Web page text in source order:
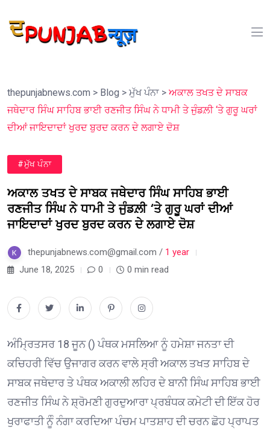
thepunjabnews.com > Blog > ਮੁੱਖ ਪੰਨਾ > ਅਕਾਲ ਤਖਤ ਦੇ ਸਾਬਕ
ਜਥੇਦਾਰ ਸਿੰਘ ਸਾਹਿਬ ਭਾਈ ਰਣਜੀਤ ਸਿੰਘ ਨੇ ਧਾਮੀ ਤੇ ਜੁੰਡਲ਼ੀ ‘ਤੇ ਗੁਰੂ ਘਰਾਂ
ਦੀਆਂ ਜਾਇਦਾਦਾਂ ਖੁਰਦ ਬੁਰਦ ਕਰਨ ਦੇ ਲਗਾਏ ਦੋਸ਼
#ਮੁੱਖ ਪੰਨਾ
ਅਕਾਲ ਤਖਤ ਦੇ ਸਾਬਕ ਜਥੇਦਾਰ ਸਿੰਘ ਸਾਹਿਬ ਭਾਈ
ਰਣਜੀਤ ਸਿੰਘ ਨੇ ਧਾਮੀ ਤੇ ਜੁੰਡਲ਼ੀ ‘ਤੇ ਗੁਰੂ ਘਰਾਂ ਦੀਆਂ
ਜਾਇਦਾਦਾਂ ਖੁਰਦ ਬੁਰਦ ਕਰਨ ਦੇ ਲਗਾਏ ਦੋਸ਼
thepunjabnews.com@gmail.com / 1 year
June 18, 2025
0 0 min read
ਅੰਮ੍ਰਿਤਸਰ 18 ਜੂਨ () ਪੰਥਕ ਮਸਲਿਆ ਨੂੰ ਹਮੇਸ਼ਾ ਜਨਤਾ ਦੀ
ਕਚਿਹਰੀ ਵਿੱਚ ਉਜਾਗਰ ਕਰਨ ਵਾਲੇ ਸ੍ਰੀ ਅਕਾਲ ਤਖਤ ਸਾਹਿਬ ਦੇ
ਸਾਬਕ ਜਥੇਦਾਰ ਤੇ ਪੰਥਕ ਅਕਾਲੀ ਲਹਿਰ ਦੇ ਬਾਨੀ ਸਿੰਘ ਸਾਹਿਬ ਭਾਈ
ਰਣਜੀਤ ਸਿੰਘ ਨੇ ਸ਼੍ਰੋਮਣੀ ਗੁਰਦੁਆਰਾ ਪ੍ਰਬੰਧਕ ਕਮੇਟੀ ਦੀ ਇੱਕ ਹੋਰ
ਖੁਰਾਫਾਤੀ ਨੂੰੰ ਨੰਗਾ ਕਰਦਿਆ ਪੰਚਮ ਪਾਤਸ਼ਾਹ ਦੀ ਚਰਨ ਛੋਹ ਪ੍ਰਾਪਤ